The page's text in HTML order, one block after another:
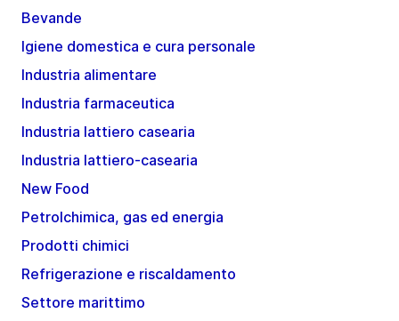
Bevande
Igiene domestica e cura personale
Industria alimentare
Industria farmaceutica
Industria lattiero casearia
Industria lattiero-casearia
New Food
Petrolchimica, gas ed energia
Prodotti chimici
Refrigerazione e riscaldamento
Settore marittimo